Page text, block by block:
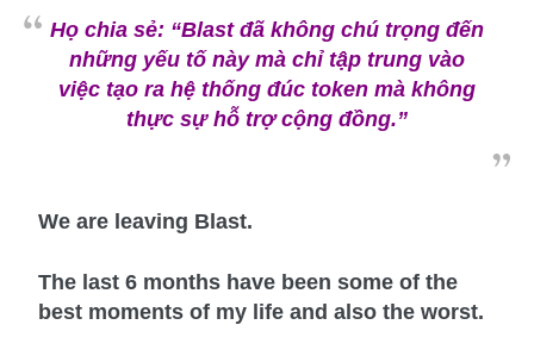
Họ chia sẻ: “Blast đã không chú trọng đến
những yếu tố này mà chỉ tập trung vào
việc tạo ra hệ thống đúc token mà không
thực sự hỗ trợ cộng đồng.”
We are leaving Blast.
The last 6 months have been some of the
best moments of my life and also the worst.